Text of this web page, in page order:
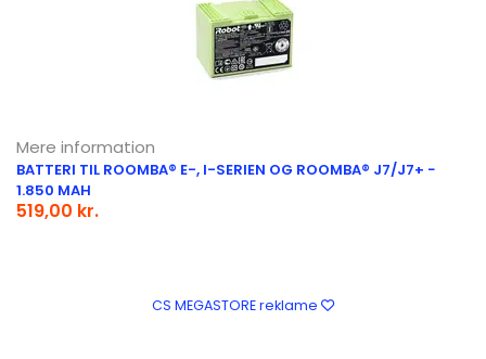
Mere information
BATTERI TIL ROOMBA® E-, I-SERIEN OG ROOMBA® J7/J7+ −
1.850 MAH
519,00 kr.
CS MEGASTORE reklame